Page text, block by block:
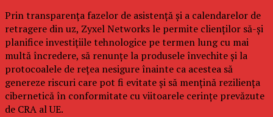
Prin transparența fazelor de asistență și a calendarelor de
retragere din uz, Zyxel Networks le permite clienților să-și
planifice investițiile tehnologice pe termen lung cu mai
multă încredere, să renunțe la produsele învechite și la
protocoalele de rețea nesigure înainte ca acestea să
genereze riscuri care pot fi evitate și să mențină reziliența
cibernetică în conformitate cu viitoarele cerințe prevăzute
de CRA al UE.